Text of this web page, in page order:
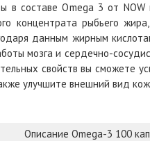
в составе Omega 3 от NOW
концентрата рыбьего
данным жирным
мозга и сердечно-
свойств вы сможете
улучшите внешний вид
Описание Omega-3 100